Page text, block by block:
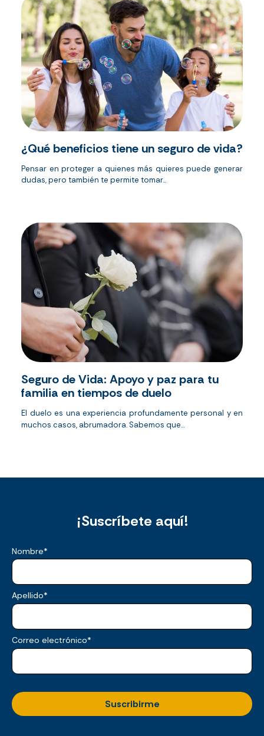
¿Qué beneficios tiene un seguro de vida?
Pensar en proteger a quienes más quieres puede generar
dudas, pero también te permite tomar...
Seguro de Vida: Apoyo y paz para tu
familia en tiempos de duelo
El duelo es una experiencia profundamente personal y en
muchos casos, abrumadora. Sabemos que...
¡Suscríbete aquí!
Nombre*
Apellido*
Correo electrónico*